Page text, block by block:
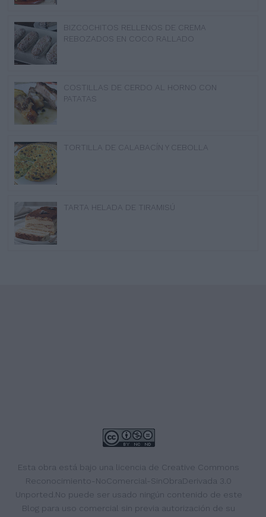
BIZCOCHITOS RELLENOS DE CREMA
REBOZADOS EN COCO RALLADO
COSTILLAS DE CERDO AL HORNO CON
PATATAS
TORTILLA DE CALABACÍN Y CEBOLLA
TARTA HELADA DE TIRAMISÚ
Esta obra está bajo una licencia de Creative Commons
Reconocimiento-NoComercial-SinObraDerivada 3.0
Unported .No puede ser usado ningún contenido de este
Blog para uso comercial sin previa autorización de su